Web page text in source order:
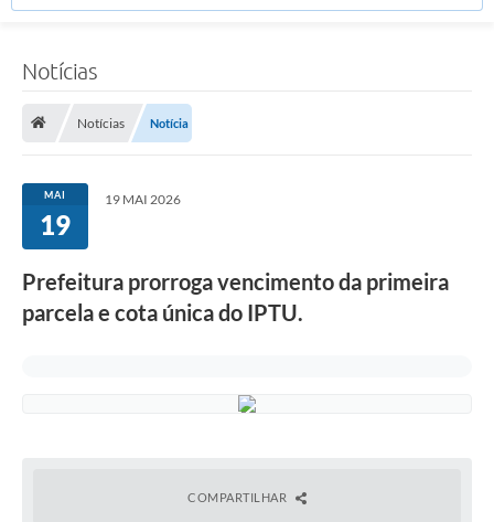
Notícias
Notícias Notícia
MAI
19
19 MAI 2026
Prefeitura prorroga vencimento da primeira
parcela e cota única do IPTU.
COMPARTILHAR